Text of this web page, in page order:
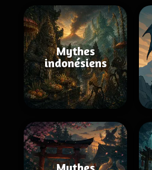
Mythes
indonésiens